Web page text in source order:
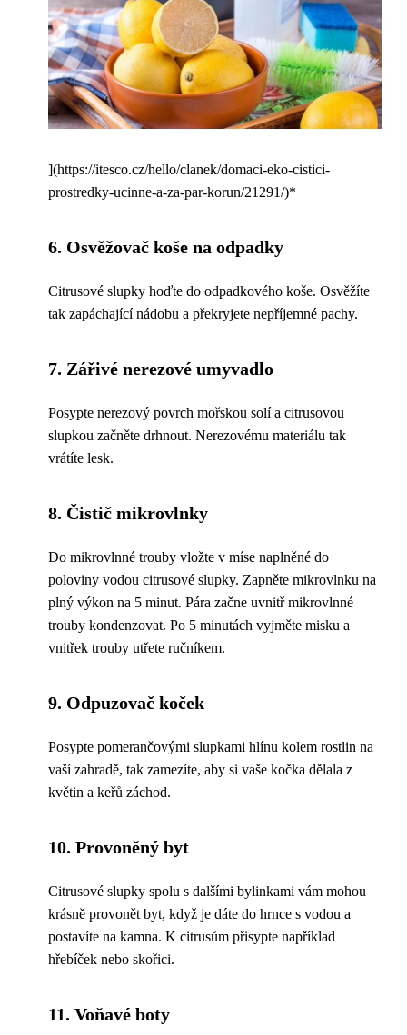
](https://itesco.cz/hello/clanek/domaci-eko-cistici-
prostredky-ucinne-a-za-par-korun/21291/)*
6. Osvěžovač koše na odpadky
Citrusové slupky hoďte do odpadkového koše. Osvěžíte
tak zapáchající nádobu a překryjete nepříjemné pachy.
7. Zářivé nerezové umyvadlo
Posypte nerezový povrch mořskou solí a citrusovou
slupkou začněte drhnout. Nerezovému materiálu tak
vrátíte lesk.
8. Čistič mikrovlnky
Do mikrovlnné trouby vložte v míse naplněné do
poloviny vodou citrusové slupky. Zapněte mikrovlnku na
plný výkon na 5 minut. Pára začne uvnitř mikrovlnné
trouby kondenzovat. Po 5 minutách vyjměte misku a
vnitřek trouby utřete ručníkem.
9. Odpuzovač koček
Posypte pomerančovými slupkami hlínu kolem rostlin na
vaší zahradě, tak zamezíte, aby si vaše kočka dělala z
květin a keřů záchod.
10. Provoněný byt
Citrusové slupky spolu s dalšími bylinkami vám mohou
krásně provonět byt, když je dáte do hrnce s vodou a
postavíte na kamna. K citrusům přisypte například
hřebíček nebo skořici.
11. Voňavé boty